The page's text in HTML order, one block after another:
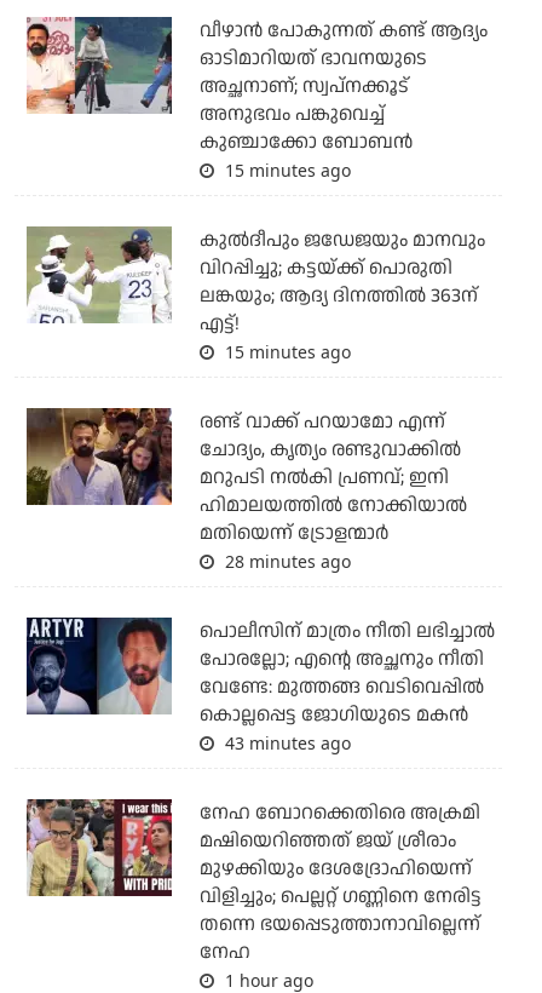
വീഴാന്‍ പോകുന്നത് കണ്ട് ആദ്യം
ഓടിമാറിയത് ഭാവനയുടെ
അച്ഛനാണ്; സ്വപ്‌നക്കൂട്
അനുഭവം പങ്കുവെച്ച്
കുഞ്ചാക്കോ ബോബന്‍
15 minutes ago
കുല്‍ദീപും ജഡേജയും മാനവും
വിറപ്പിച്ചു; കട്ടയ്ക്ക് പൊരുതി
ലങ്കയും; ആദ്യ ദിനത്തില്‍ 363ന്
എട്ട്!
15 minutes ago
രണ്ട് വാക്ക് പറയാമോ എന്ന്
ചോദ്യം, കൃത്യം രണ്ടുവാക്കില്‍
മറുപടി നല്‍കി പ്രണവ്; ഇനി
ഹിമാലയത്തില്‍ നോക്കിയാല്‍
മതിയെന്ന് ട്രോളന്മാര്‍
28 minutes ago
പൊലീസിന് മാത്രം നീതി ലഭിച്ചാല്‍
പോരല്ലോ; എന്റെ അച്ഛനും നീതി
വേണ്ടേ: മുത്തങ്ങ വെടിവെപ്പില്‍
കൊല്ലപ്പെട്ട ജോഗിയുടെ മകന്‍
43 minutes ago
നേഹ ബോറക്കെതിരെ അക്രമി
മഷിയെറിഞ്ഞത് ജയ് ശ്രീരാം
മുഴക്കിയും ദേശദ്രോഹിയെന്ന്
വിളിച്ചും; പെല്ലറ്റ് ഗണ്ണിനെ നേരിട്ട
തന്നെ ഭയപ്പെടുത്താനാവില്ലെന്ന്
നേഹ
1 hour ago